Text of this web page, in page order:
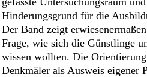
Hinderungsgrund für die
Der Band zeigt
Frage, wie sich die Günstlinge
wissen wollten. Die
Denkmäler als Ausweis eigener